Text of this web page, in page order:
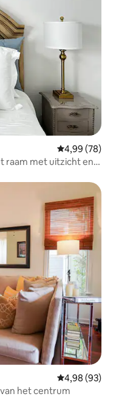
Gemiddelde
4,99 (78)
raam met uitzicht en
Gemiddelde
4,98 (93)
het centrum